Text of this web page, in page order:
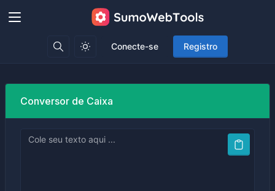
Conecte-se Registro
Conversor de Caixa